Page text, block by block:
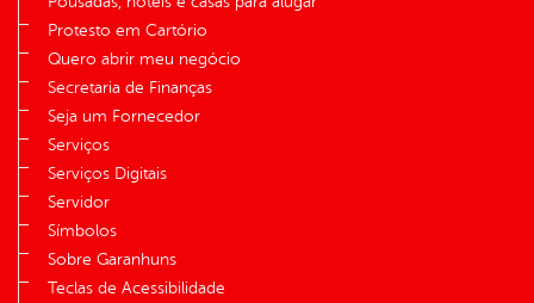
Protesto em Cartório
Quero abrir meu negócio
Secretaria de Finanças
Seja um Fornecedor
Serviços
Serviços Digitais
Servidor
Símbolos
Sobre Garanhuns
Teclas de Acessibilidade